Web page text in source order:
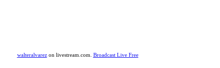
walteralvarezon livestream.com. Broadcast Live Free